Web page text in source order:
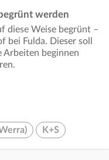
werden
diese Weise begrünt –
bei Fulda. Dieser soll
Arbeiten beginnen
K+S